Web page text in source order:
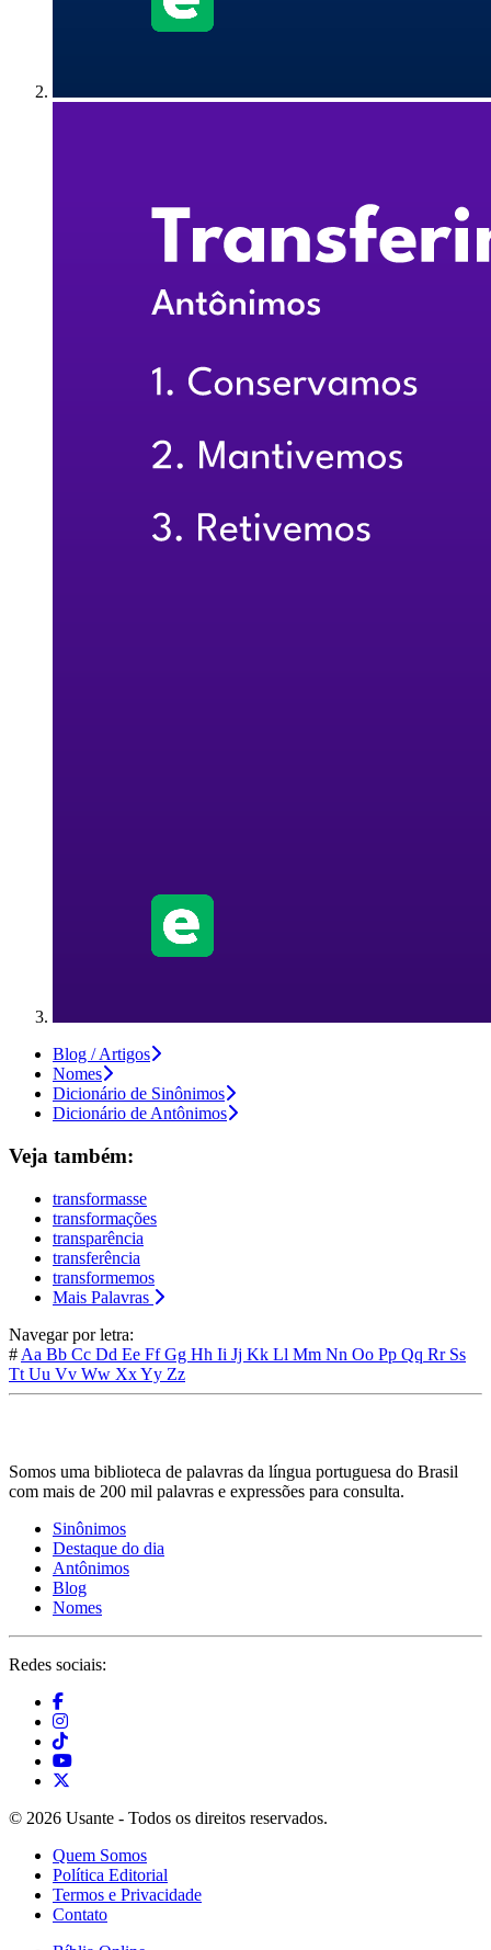
Blog / Artigos
Nomes
Dicionário de Sinônimos
Dicionário de Antônimos
Veja também:
transformasse
transformações
transparência
transferência
transformemos
Mais Palavras
Navegar por letra:
# Aa Bb Cc Dd Ee FfGg Hh Ii Jj Kk Ll Mm Nn Oo Pp Qq Rr Ss
Tt Uu Vv Ww XxYy Zz
Somos uma biblioteca de palavras da língua portuguesa do Brasil
com mais de 200 mil palavras e expressões para consulta.
Sinônimos
Destaque do dia
Antônimos
Blog
Nomes
Redes sociais:
© 2026 Usante - Todos os direitos reservados.
Quem Somos
Política Editorial
Termos e Privacidade
Contato